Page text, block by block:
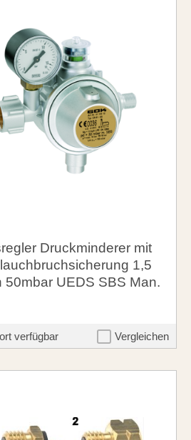
Druckminderer mit
1,5
50mbar UEDS SBS Man.
€
verfügbar Vergleichen